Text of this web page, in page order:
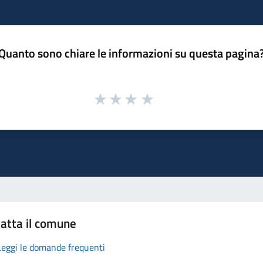
sono chiare le informazioni su questa
il comune
le domande frequenti